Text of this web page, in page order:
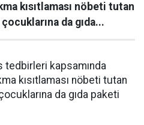
kısıtlaması nöbeti tutan
da gıda...
tedbirleri kapsamında
kısıtlaması nöbeti tutan
da gıda paketi